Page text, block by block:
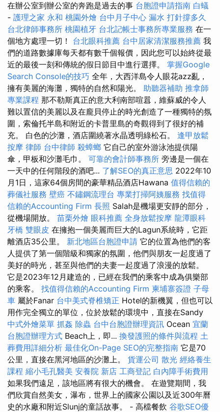
在辦公室到辦公室的奔跑是過去的事 台胞證申請指南 白蟻
- 護理之家 永和 桃園外燴 台中月子中心 漏水 打針撐多久
台北律師事務所 桃園植牙 台北記帳士事務所專業服務 在一
個地方處理一切！ 台北眼科推薦 台中居家清潔服務推薦 我
們的道路數據庫每天都有數千個報價，因此您可以始終從最
近的最後一刻和傳統的假日節目中進行選擇。 掌握Google
Search Console的技巧 全年，大西洋島令人眼花azz亂，
擁有美麗的海灘，獨特的自然和陽光。 助聽器補助 推拿師
專業課程 那不勒斯真正的意大利南部喧囂，維蘇威的令人
難以置信的美麗以及在龐貝停止的時光創造了一種獨特的氛
圍，索倫托半島和附近的卡普里島的奇觀得到了很好的補
充。 白色的沙灘，酒店圍繞著水晶透明綠松石。 逢甲放鬆
按摩 律師 台中律師 殺蟑螂 它自己的室外游泳池提供陽
傘，甲板和沙灘毛巾。 可靠的會計師事務所 旁邊是一個在
一天中的任何階段的酒吧... 了解SEO的真正意思 2022年10
月1日，這家64個房間的豪華精品酒店Hawana 值得信賴的
葬儀社服務 壁癌 不鏽鋼流理台 專業打掃阿姨服務 找值得
信賴的Accounting Firm 長照 Salah是機場更安靜的部分，
從機場開放。 苗栗外燴 眼科推薦 全身放鬆按摩 龍潭眼科
牙橋 雙眼皮 在擁抱一個美麗而巨大的Lagun系統時，它距
離酒店35公里。 新北地區台胞證申請 它的位置為他們的客
人提供了第一個階級和獨家的氛圍，他們與朋友一起度過了
美好的時光，甚至與他們的夫妻一起度過了浪漫的放鬆。
它是2023年12月建造的，已經在我們的乘客中成為俱樂部
的乘客。 找值得信賴的Accounting Firm 柬埔寨簽證 子母
車 屬於Fanar 台中美式脊椎矯正 Hotel的新機翼，但也可以
用作完全獨立的單位，位於放鬆的環境中，直接在Sandy
中式外燴菜單 抓姦 除蟲 台中台胞證辦理資訊 Ocean 宜蘭
台胞證辦理方式 Beach上，即... 換發護照的條件與流程 土
葬費用詳細分析 最佳化On-Page SEO的完整指南 它是70
公里，直接在黑河地區的沙灘上。 貨運公司 散光 經絡養生
課程 縮小毛孔醫美 安養院 新店 工商登記 白內障手術費用
如果我們遠足，該地區將有很大的機會。 在遊覽期間，我
們欣賞自然美女，瀑布，世界上的國家公園以及近300年曆
史的水廠和附近Slunj的童話故事。 - 高檔餐飲 谷歌SEO優